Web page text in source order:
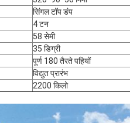
एक संदेश छोड़ें
सिंगल टॉप डंप
4 टन
58 सेमी
35 डिग्री
पूर्ण 180 तैरते पहियों
विद्युत प्रारंभ
2200 किलो